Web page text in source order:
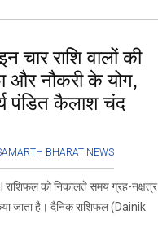
ar
चार राशि वालों की
और नौकरी के योग,
पंडित कैलाश चंद
BHARAT NEWS
को निकालते समय ग्रह-नक्षत्र
जाता है। दैनिक राशिफल (Dainik